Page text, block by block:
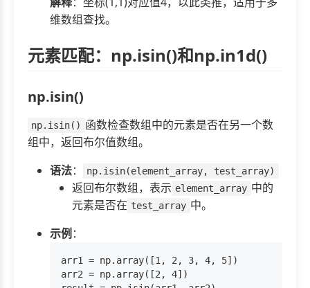
维数组查找。
元素匹配：np.isin()和np.in1d()
np.isin()
np.isin() 函数检查数组中的元素是否在另一个数
组中，返回布尔值数组。
语法： np.isin(element_array, test_array)
返回布尔数组，表示 element_array 中的
元素是否在 test_array 中。
示例 ：
arr1 = np.array([1, 2, 3, 4, 5])
arr2 = np.array([2, 4])